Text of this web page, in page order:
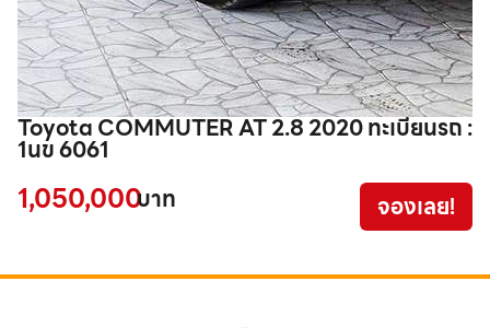
Toyota COMMUTER AT 2.8 2020 ทะเบียนรถ :
1นข 6061
1,050,000บาท จองเลย!